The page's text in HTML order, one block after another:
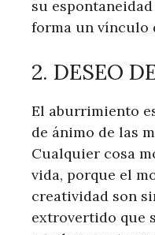
su
forma un vínculo
2. DESEO
El aburrimiento
de ánimo de las
Cualquier cosa
vida, porque el
creatividad son
extrovertido que